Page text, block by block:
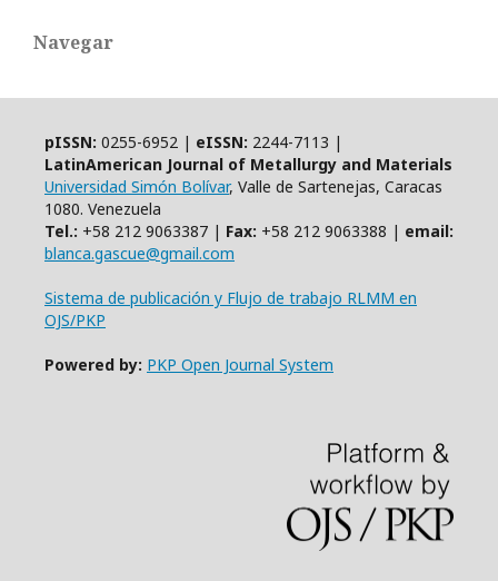
Navegar
pISSN: 0255-6952 | eISSN: 2244-7113 |
LatinAmerican Journal of Metallurgy and Materials
Universidad Simón Bolívar, Valle de Sartenejas, Caracas
1080. Venezuela
Tel.: +58 212 9063387 | Fax: +58 212 9063388 | email:
blanca.gascue@gmail.com
Sistema de publicación y Flujo de trabajo RLMM en
OJS/PKP
Powered by: PKP Open Journal System